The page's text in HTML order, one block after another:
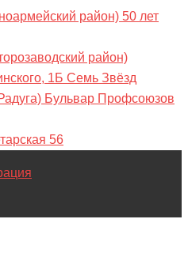
район) 50 лет
район)
1Б Семь Звёзд
Бульвар Профсоюзов
56